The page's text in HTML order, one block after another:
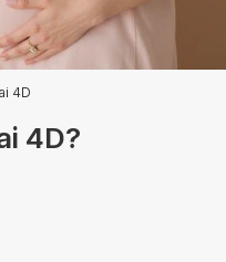
4D
4D?